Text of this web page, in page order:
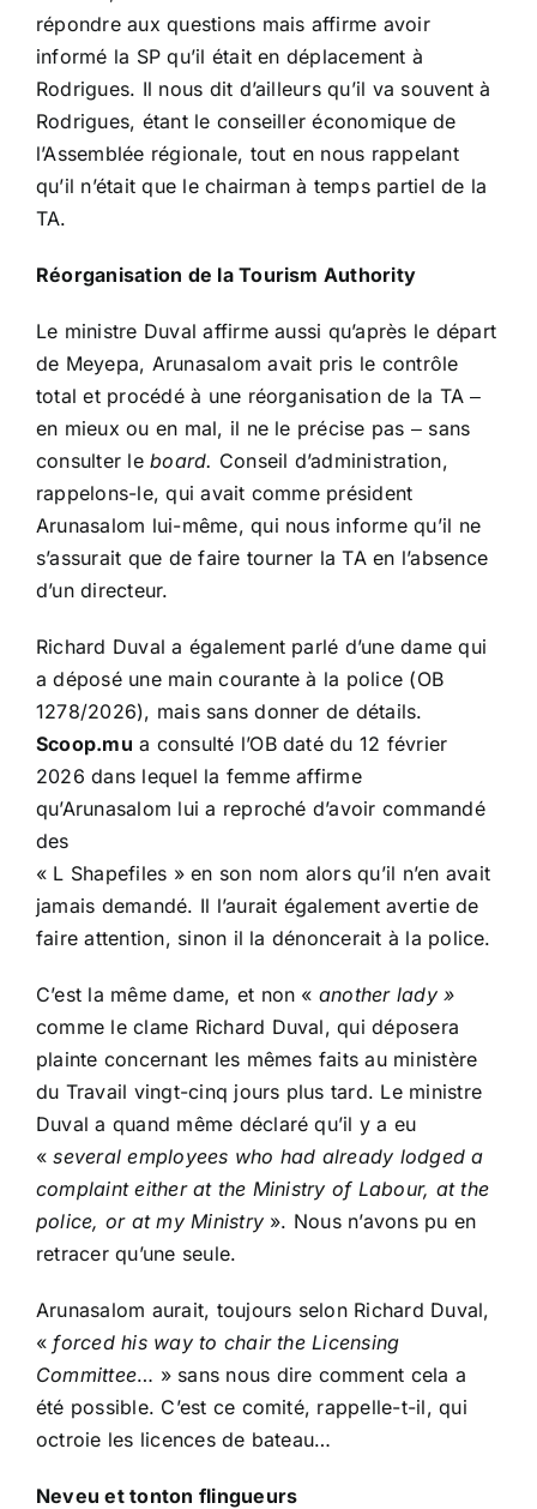
répondre aux questions mais affirme avoir
informé la SP qu’il était en déplacement à
Rodrigues. Il nous dit d’ailleurs qu’il va souvent à
Rodrigues, étant le conseiller économique de
l’Assemblée régionale, tout en nous rappelant
qu’il n’était que le chairman à temps partiel de la
TA.
Réorganisation de la Tourism Authority
Le ministre Duval affirme aussi qu’après le départ
de Meyepa, Arunasalom avait pris le contrôle
total et procédé à une réorganisation de la TA ‒
en mieux ou en mal, il ne le précise pas ‒ sans
consulter leboard. Conseil d’administration,
rappelons-le, qui avait comme président
Arunasalom lui-même, qui nous informe qu’il ne
s’assurait que de faire tourner la TA en l’absence
d’un directeur.
Richard Duval a également parlé d’une dame qui
a déposé une main courante à la police (OB
1278/2026), mais sans donner de détails.
Scoop.mu a consulté l’OB daté du 12 février
2026 dans lequel la femme affirme
qu’Arunasalom lui a reproché d’avoir commandé
des
« L Shapefiles » en son nom alors qu’il n’en avait
jamais demandé. Il l’aurait également avertie de
faire attention, sinon il la dénoncerait à la police.
C’est la même dame, et non « another lady »
comme le clame Richard Duval, qui déposera
plainte concernant les mêmes faits au ministère
du Travail vingt-cinq jours plus tard. Le ministre
Duval a quand même déclaré qu’il y a eu
«several employees who had already lodged a
complaint either at the Ministry of Labour, at the
police, or at my Ministry ». Nous n’avons pu en
retracer qu’une seule.
Arunasalom aurait, toujours selon Richard Duval,
«forced his way to chair the Licensing
Committee… » sans nous dire comment cela a
été possible. C’est ce comité, rappelle-t-il, qui
octroie les licences de bateau…
Neveu et tonton flingueurs